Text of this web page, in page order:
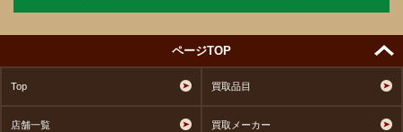
ページTOP
Top 買取品目
店舗一覧 買取メーカー